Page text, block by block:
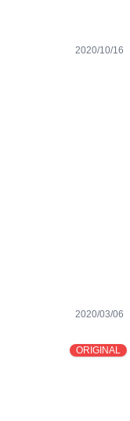
2020/10/16
2020/03/06
ORIGINAL